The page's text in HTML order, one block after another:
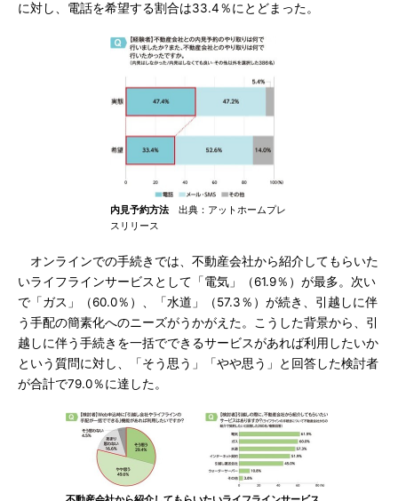
に対し、電話を希望する割合は33.4％にとどまった。
内見予約方法 出典：アットホームプレ
スリリース
オンラインでの手続きでは、不動産会社から紹介してもらいた
いライフラインサービスとして「電気」（61.9％）が最多。次い
で「ガス」（60.0％）、「水道」（57.3％）が続き、引越しに伴
う手配の簡素化へのニーズがうかがえた。こうした背景から、引
越しに伴う手続きを一括でできるサービスがあれば利用したいか
という質問に対し、「そう思う」「やや思う」と回答した検討者
が合計で79.0％に達した。